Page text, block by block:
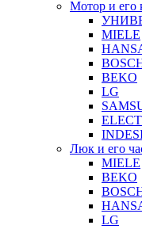
Мотор и его
MIELE
BEKO
LG
Люк и его
MIELE
BEKO
LG